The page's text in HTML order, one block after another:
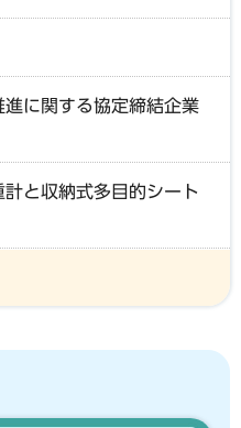
に関する協定締結企業
と収納式多目的シート